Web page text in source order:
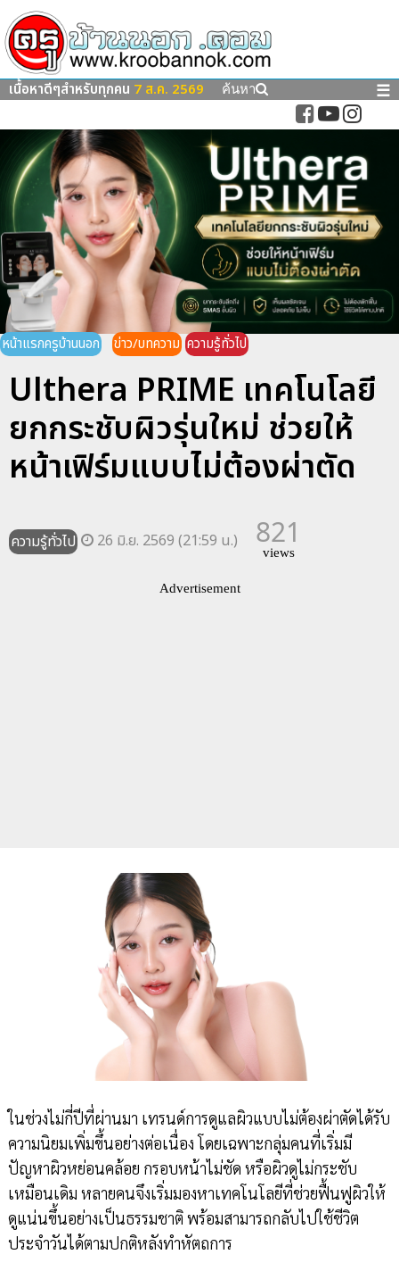
เนื้อหาดีๆสำหรับทุกคน 7 ส.ค. 2569 ค้นหา ☰
หน้าแรกครูบ้านนอก ข่าว/บทความ ความรู้ทั่วไป
Ulthera PRIME เทคโนโลยี
ยกกระชับผิวรุ่นใหม่ ช่วยให้
หน้าเฟิร์มแบบไม่ต้องผ่าตัด
ความรู้ทั่วไป 26 มิ.ย. 2569 (21:59 น.) 821
views
Advertisement
ในช่วงไม่กี่ปีที่ผ่านมา เทรนด์การดูแลผิวแบบไม่ต้องผ่าตัดได้รับ
ความนิยมเพิ่มขึ้นอย่างต่อเนื่อง โดยเฉพาะกลุ่มคนที่เริ่มมี
ปัญหาผิวหย่อนคล้อย กรอบหน้าไม่ชัด หรือผิวดูไม่กระชับ
เหมือนเดิม หลายคนจึงเริ่มมองหาเทคโนโลยีที่ช่วยฟื้นฟูผิวให้
ดูแน่นขึ้นอย่างเป็นธรรมชาติ พร้อมสามารถกลับไปใช้ชีวิต
ประจำวันได้ตามปกติหลังทำหัตถการ